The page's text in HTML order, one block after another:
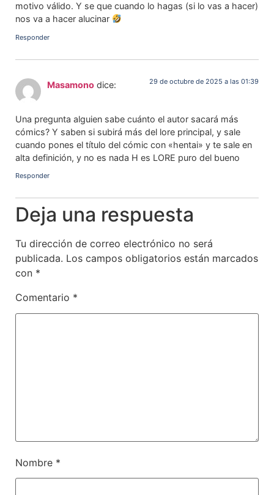
motivo válido. Y se que cuando lo hagas (si lo vas a hacer)
nos va a hacer alucinar
Responder
Masamono dice: 29 de octubre de 2025 a las 01:39
Una pregunta alguien sabe cuánto el autor sacará más
cómics? Y saben si subirá más del lore principal, y sale
cuando pones el título del cómic con «hentai» y te sale en
alta definición, y no es nada H es LORE puro del bueno
Responder
Deja una respuesta
Tu dirección de correo electrónico no será
publicada. Los campos obligatorios están marcados
con *
Comentario *
Nombre *